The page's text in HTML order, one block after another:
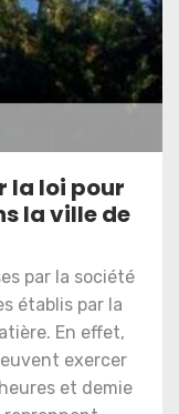
la loi pour
la ville de
par la société
établis par la
En effet,
exercer
et demie